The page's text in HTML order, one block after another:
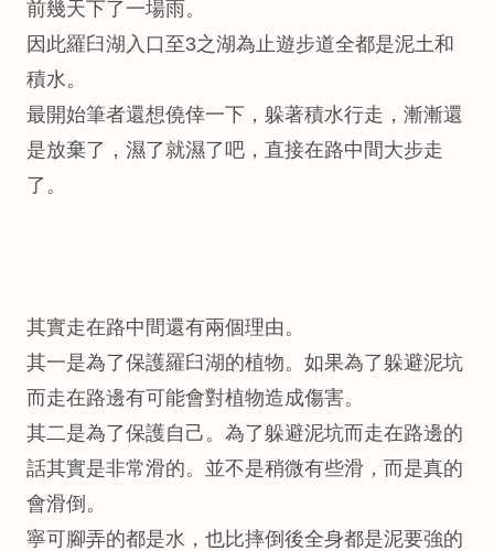
前幾天下了一場雨。
因此羅臼湖入口至3之湖為止遊步道全都是泥土和
積水。
最開始筆者還想僥倖一下，躲著積水行走，漸漸還
是放棄了，濕了就濕了吧，直接在路中間大步走
了。
其實走在路中間還有兩個理由。
其一是為了保護羅臼湖的植物。如果為了躲避泥坑
而走在路邊有可能會對植物造成傷害。
其二是為了保護自己。為了躲避泥坑而走在路邊的
話其實是非常滑的。並不是稍微有些滑，而是真的
會滑倒。
寧可腳弄的都是水，也比摔倒後全身都是泥要強的